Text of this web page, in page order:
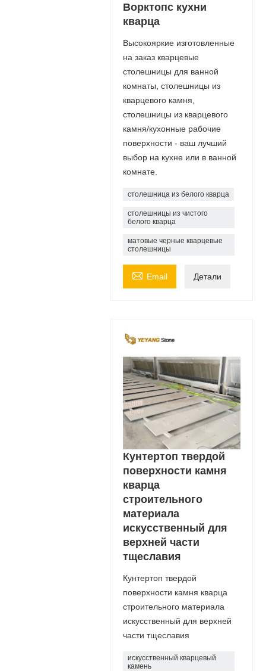
Ворктопс кухни
кварца
Высокояркие изготовленные
на заказ кварцевые
столешницы для ванной
комнаты, столешницы из
кварцевого камня,
столешницы из кварцевого
камня/кухонные рабочие
поверхности - ваш лучший
выбор на кухне или в ванной
комнате.
столешница из белого кварца
столешницы из чистого
белого кварца
матовые черные кварцевые
столешницы
 Email Детали
Кунтертоп твердой
поверхности камня
кварца
строительного
материала
искусственный для
верхней части
тщеславия
Кунтертоп твердой
поверхности камня кварца
строительного материала
искусственный для верхней
части тщеславия
искусственный кварцевый
камень